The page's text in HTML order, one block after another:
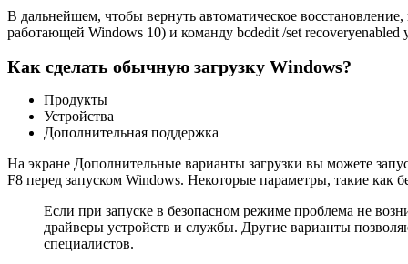
В дальнейшем, чтобы вернуть автоматическое
работающей Windows 10) и команду bcdedit /set recoveryenabled
Как сделать обычную загрузку Windows?
Продукты
Устройства
Дополнительная поддержка
На экране Дополнительные варианты загрузки вы можете
F8 перед запуском Windows. Некоторые параметры, такие как
Если при запуске в безопасном режиме проблема не
драйверы устройств и службы. Другие варианты
специалистов.